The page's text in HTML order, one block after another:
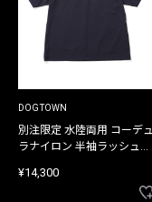
DOGTOWN
別注限定 水陸両用 コーデュ
ラナイロン 半袖ラッシュガ
¥14,300